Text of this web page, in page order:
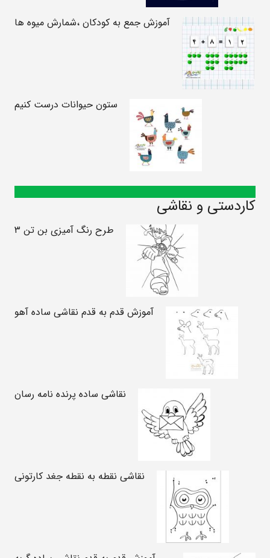
آموزش جمع به کودکان ،شمارش میوه ها
ستون حیوانات درست کنیم
کاردستی و نقاشی
طرح رنگ آمیزی بن تن ۳
آموزش قدم به قدم نقاشی ساده آهو
نقاشی ساده پرنده نامه رسان
نقاشی نقطه به نقطه جغد کارتونی